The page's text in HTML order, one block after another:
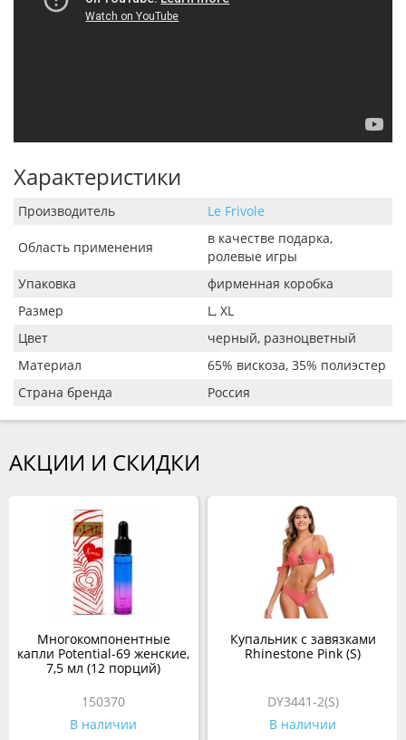
Характеристики
Производитель Le Frivole
Область применения
в качестве подарка,
ролевые игры
Упаковка
фирменная коробка
Размер
L, XL
Цвет
черный, разноцветный
Материал
65% вискоза, 35% полиэстер
Страна бренда
Россия
АКЦИИ И СКИДКИ
Многокомпонентные
капли Potential-69 женские,
7,5 мл (12 порций)
150370
В наличии
Купальник с завязками
Rhinestone Pink (S)
DY3441-2(S)
В наличии